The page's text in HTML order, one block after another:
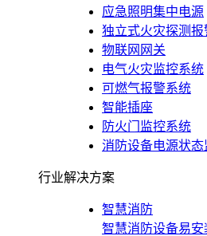
应急照明集中电源
独立式火灾探测报
物联网网关
电气火灾监控系统
可燃气报警系统
智能插座
防火门监控系统
消防设备电源状态
行业解决方案
智慧消防
智慧消防设备易